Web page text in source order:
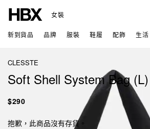
女裝
新到貨品 品牌 服裝 鞋履 配飾 生活
CLESSTE
Soft Shell System Bag (L)
$290
抱歉，此商品沒有存貨。